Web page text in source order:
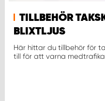
TILLBEHÖR
BLIXTLJUS
Här hittar du tillbehör för
till för att varna